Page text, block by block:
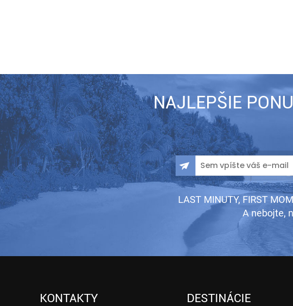
NAJLEPŠIE
LAST MINUTY, FIRST
A nebojte,
KONTAKTY DESTINÁCIE